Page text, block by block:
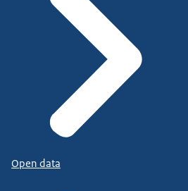
Open data